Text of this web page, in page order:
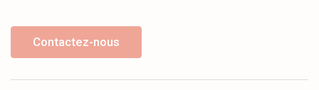
Contactez-nous